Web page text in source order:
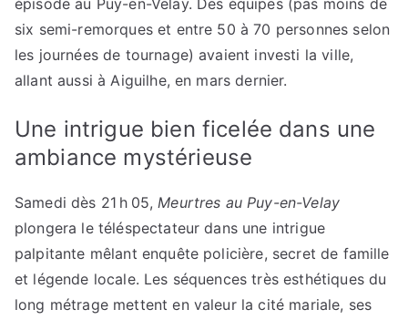
épisode au Puy-en-Velay. Des équipes (pas moins de
six semi-remorques et entre 50 à 70 personnes selon
les journées de tournage) avaient investi la ville,
allant aussi à Aiguilhe, en mars dernier.
Une intrigue bien ficelée dans une
ambiance mystérieuse
Samedi dès 21 h 05,Meurtres au Puy-en-Velay
plongera le téléspectateur dans une intrigue
palpitante mêlant enquête policière, secret de famille
et légende locale. Les séquences très esthétiques du
long métrage mettent en valeur la cité mariale, ses